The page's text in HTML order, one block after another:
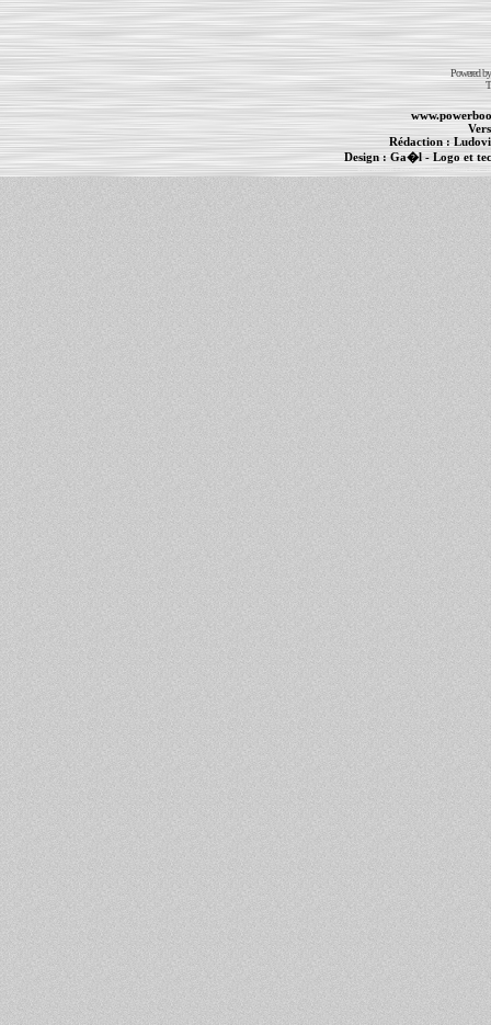
Powered
Rédaction :
Design : Ga�l- Logo et
Informations : PowerBook -